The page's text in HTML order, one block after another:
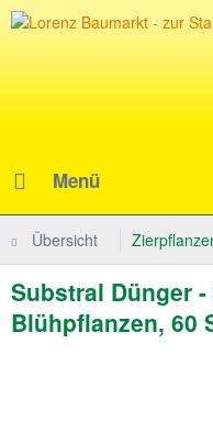
Menü
Übersicht
Substral Dünger
Blühpflanzen, 60